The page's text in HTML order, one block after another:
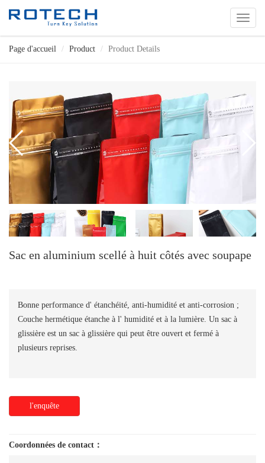
切
换
Page d'accueil Product Product Details
Sac en aluminium scellé à huit côtés avec soupape
Bonne performance d' étanchéité, anti-humidité et anti-corrosion ;
Couche hermétique étanche à l' humidité et à la lumière. Un sac à
glissière est un sac à glissière qui peut être ouvert et fermé à
plusieurs reprises.
l'enquête
Coordonnées de contact：